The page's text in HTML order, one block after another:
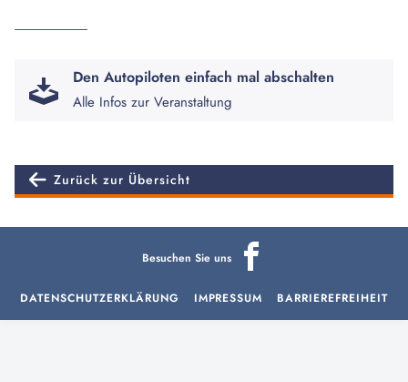
Den Autopiloten einfach mal abschalten
Alle Infos zur Veranstaltung
Zurück zur Übersicht
Besuchen Sie uns
DATENSCHUTZERKLÄRUNG IMPRESSUM BARRIEREFREIHEIT